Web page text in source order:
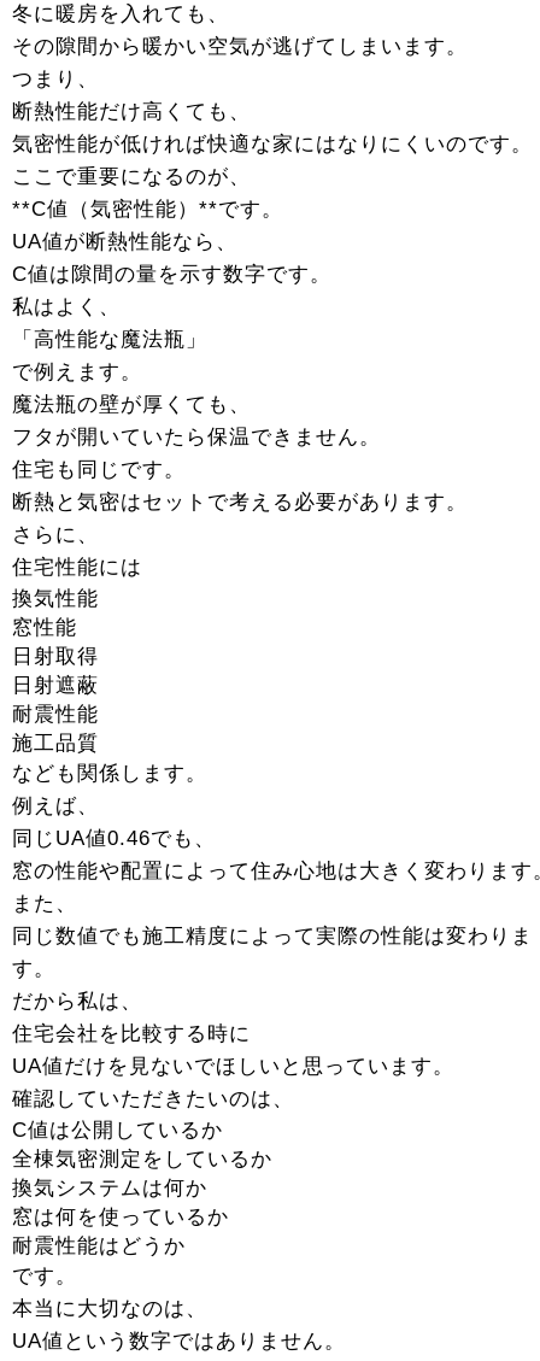
冬に暖房を入れても、
その隙間から暖かい空気が逃げてしまいます。
つまり、
断熱性能だけ高くても、
気密性能が低ければ快適な家にはなりにくいのです。
ここで重要になるのが、
**C値（気密性能）**です。
UA値が断熱性能なら、
C値は隙間の量を示す数字です。
私はよく、
「高性能な魔法瓶」
で例えます。
魔法瓶の壁が厚くても、
フタが開いていたら保温できません。
住宅も同じです。
断熱と気密はセットで考える必要があります。
さらに、
住宅性能には
換気性能
窓性能
日射取得
日射遮蔽
耐震性能
施工品質
なども関係します。
例えば、
同じUA値0.46でも、
窓の性能や配置によって住み心地は大きく変わります
また、
同じ数値でも施工精度によって実際の性能は変わりま
す。
だから私は、
住宅会社を比較する時に
UA値だけを見ないでほしいと思っています。
確認していただきたいのは、
C値は公開しているか
全棟気密測定をしているか
換気システムは何か
窓は何を使っているか
耐震性能はどうか
です。
本当に大切なのは、
UA値という数字ではありません。